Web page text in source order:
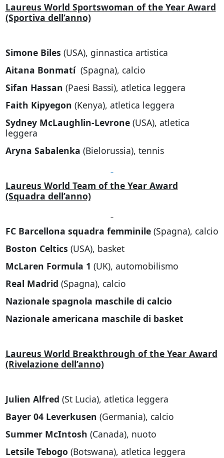
Laureus World Sportswoman of the Year Award
(Sportiva dell’anno)
Simone Biles (USA), ginnastica artistica
Aitana Bonmatí (Spagna), calcio
Sifan Hassan (Paesi Bassi), atletica leggera
Faith Kipyegon (Kenya), atletica leggera
Sydney McLaughlin-Levrone (USA), atletica
leggera
Aryna Sabalenka (Bielorussia), tennis
Laureus World Team of the Year Award
(Squadra dell’anno)
FC Barcellona squadra femminile (Spagna), calcio
Boston Celtics (USA), basket
McLaren Formula 1 (UK), automobilismo
Real Madrid (Spagna), calcio
Nazionale spagnola maschile di calcio
Nazionale americana maschile di basket
Laureus World Breakthrough of the Year Award
(Rivelazione dell’anno)
Julien Alfred (St Lucia), atletica leggera
Bayer 04 Leverkusen (Germania), calcio
Summer McIntosh (Canada), nuoto
Letsile Tebogo (Botswana), atletica leggera